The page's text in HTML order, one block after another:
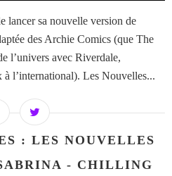
lancer sa nouvelle version de
des Archie Comics (que The
l’univers avec Riverdale,
l’international). Les Nouvelles...
: LES NOUVELLES
- CHILLING